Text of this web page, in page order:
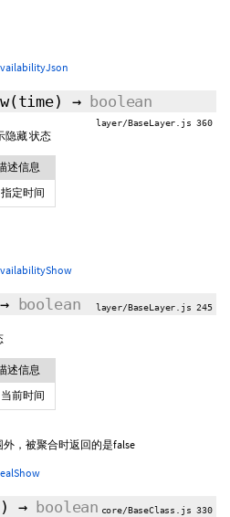
(time) → boolean
layer/BaseLayer.js 360
隐藏 状态
述信息
指定时间
→ boolean layer/BaseLayer.js 245
述信息
当前时间
，被聚合时返回的是false
→ boolean core/BaseClass.js 330